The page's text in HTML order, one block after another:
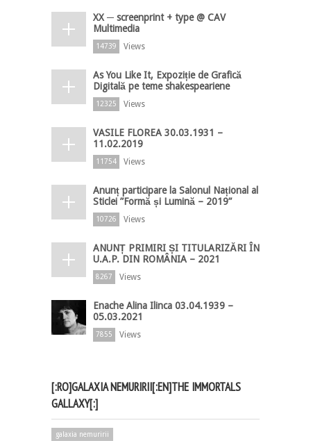
XX ─ screenprint + type @ CAV
Multimedia
14739 Views
As You Like It, Expoziție de Grafică
Digitală pe teme shakespeariene
12325 Views
VASILE FLOREA 30.03.1931 –
11.02.2019
11754 Views
Anunț participare la Salonul Național al
Sticlei ”Formă și Lumină – 2019”
10726 Views
ANUNȚ PRIMIRI ȘI TITULARIZĂRI ÎN
U.A.P. DIN ROMÂNIA – 2021
8267 Views
Enache Alina Ilinca 03.04.1939 –
05.03.2021
7855 Views
[:RO]GALAXIA NEMURIRII[:EN]THE IMMORTALS
GALLAXY[:]
galaxia nemuririi